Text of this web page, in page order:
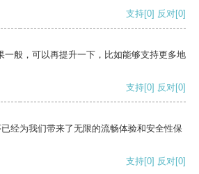
支持[0] 反对[0]
一般，可以再提升一下，比如能够支持更多地
支持[0] 反对[0]
经为我们带来了无限的流畅体验和安全性保
支持[0] 反对[0]